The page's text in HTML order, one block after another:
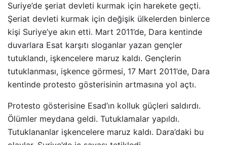
Suriye’de şeriat devleti kurmak için harekete geçti.
Şeriat devleti kurmak için değişik ülkelerden binlerce
kişi Suriye’ye akın etti. Mart 2011’de, Dara kentinde
duvarlara Esat karşıtı sloganlar yazan gençler
tutuklandı, işkencelere maruz kaldı. Gençlerin
tutuklanması, işkence görmesi, 17 Mart 2011’de, Dara
kentinde protesto gösterisinin artmasına yol açtı.
Protesto gösterisine Esad’ın kolluk güçleri saldırdı.
Ölümler meydana geldi. Tutuklamalar yapıldı.
Tutuklananlar işkencelere maruz kaldı. Dara’daki bu